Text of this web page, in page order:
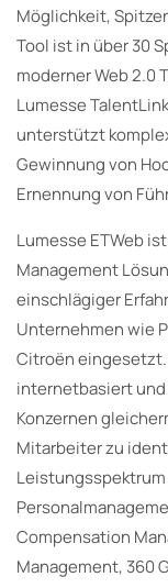
Möglichkeit,
Tool ist in über 30
moderner Web 2.0
Lumesse
unterstützt
Gewinnung von
Ernennung von
Lumesse ETWeb
Management
einschlägiger
Unternehmen wie
Citroën eingesetzt.
internetbasiert
Konzernen
Mitarbeiter zu
Compensation
Management, 360